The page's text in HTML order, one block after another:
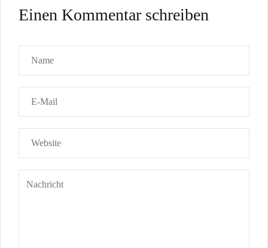
Einen Kommentar schreiben